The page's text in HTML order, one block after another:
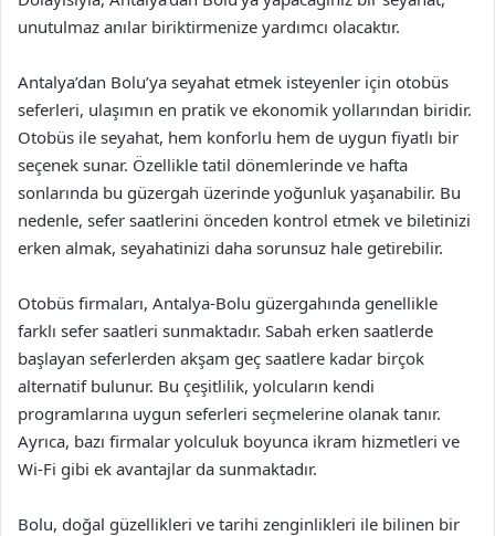
unutulmaz anılar biriktirmenize yardımcı olacaktır.
Antalya’dan Bolu’ya seyahat etmek isteyenler için otobüs
seferleri, ulaşımın en pratik ve ekonomik yollarından biridir.
Otobüs ile seyahat, hem konforlu hem de uygun fiyatlı bir
seçenek sunar. Özellikle tatil dönemlerinde ve hafta
sonlarında bu güzergah üzerinde yoğunluk yaşanabilir. Bu
nedenle, sefer saatlerini önceden kontrol etmek ve biletinizi
erken almak, seyahatinizi daha sorunsuz hale getirebilir.
Otobüs firmaları, Antalya-Bolu güzergahında genellikle
farklı sefer saatleri sunmaktadır. Sabah erken saatlerde
başlayan seferlerden akşam geç saatlere kadar birçok
alternatif bulunur. Bu çeşitlilik, yolcuların kendi
programlarına uygun seferleri seçmelerine olanak tanır.
Ayrıca, bazı firmalar yolculuk boyunca ikram hizmetleri ve
Wi-Fi gibi ek avantajlar da sunmaktadır.
Bolu, doğal güzellikleri ve tarihi zenginlikleri ile bilinen bir